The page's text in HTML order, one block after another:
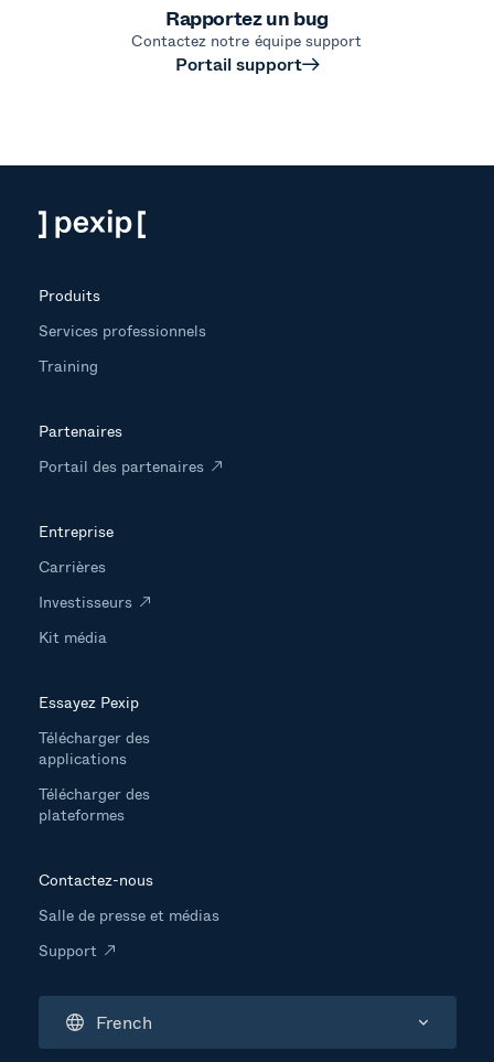
Rapportez un bug
Contactez notre équipe support
Portail support
French
Produits
Services professionnels
Training
Partenaires
Portail des partenaires
Entreprise
Carrières
Investisseurs
Kit média
Essayez Pexip
Télécharger des
applications
Télécharger des
plateformes
Contactez-nous
Salle de presse et médias
Support